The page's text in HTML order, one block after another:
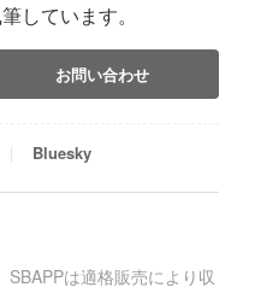
しています。
お問い合わせ
Bluesky
は適格販売により収